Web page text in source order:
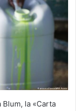
la «Carta